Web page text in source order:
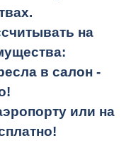
на
в салон -
или на